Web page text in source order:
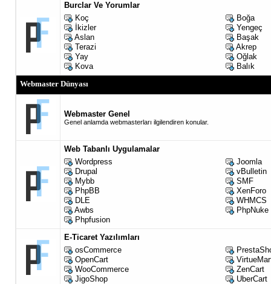
Burclar Ve Yorumlar
Koç
Boğa
İkizler
Yengeç
Aslan
Başak
Terazi
Akrep
Yay
Oğlak
Kova
Balık
Webmaster Dünyası
Webmaster Genel
Genel anlamda webmasterları ilgilendiren konular.
Web Tabanlı Uygulamalar
Wordpress
Joomla
Drupal
vBulletin
Mybb
SMF
PhpBB
XenForo
DLE
WHMCS
Awbs
PhpNuke
Phpfusion
E-Ticaret Yazılımları
osCommerce
OpenCart
WooCommerce
ZenCart
JigoShop
UberCart